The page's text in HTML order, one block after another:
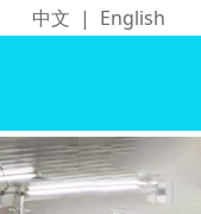
中文 | English